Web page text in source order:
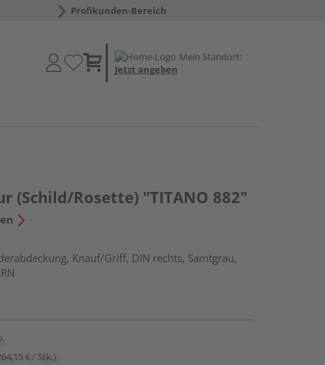
Profikunden-Bereich
Mein Standort:
Jetzt angeben
(Schild/Rosette) "TITANO 882"
Knauf/Griff, DIN rechts, Samtgrau,
€ / Stk.)